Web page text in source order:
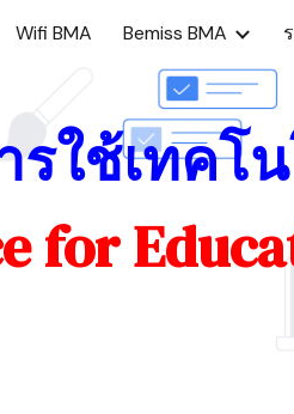
Wifi BMA Bemiss BMA
ใช้เทคโ
for